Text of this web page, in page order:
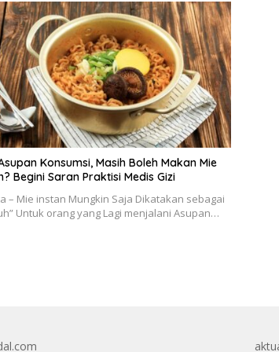
Konsumsi, Masih Boleh Makan Mie
Begini Saran Praktisi Medis Gizi
– Mie instan Mungkin Saja Dikatakan sebagai
Untuk orang yang Lagi menjalani Asupan…